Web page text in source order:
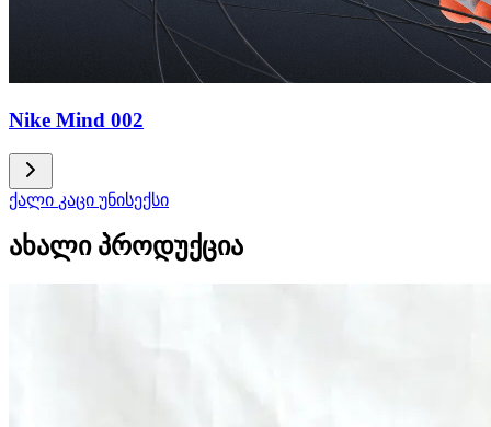
Nike Mind 002
ქალი კაცი უნისექსი
ახალი პროდუქცია